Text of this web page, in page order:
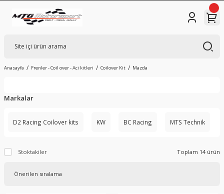
Anasayfa Frenler - Coil over - Aci kitleri Coilover Kit Mazda
Markalar
D2 Racing Coilover kits KW BC Racing MTS Technik
Stoktakiler Toplam 14 ürün